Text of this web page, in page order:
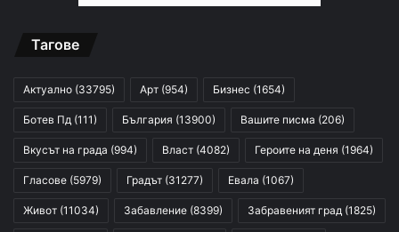
Тагове
Актуално (33795) Арт (954) Бизнес (1654)
Ботев Пд (111) България (13900) Вашите писма (206)
Вкусът на града (994) Власт (4082) Героите на деня (1964)
Гласове (5979) Градът (31277) Евала (1067)
Живот (11034) Забавление (8399) Забравеният град (1825)